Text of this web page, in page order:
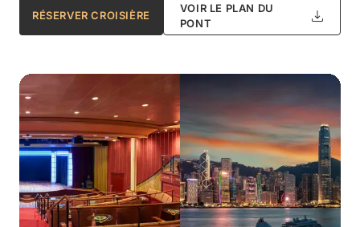
RÉSERVER CROISIÈRE
VOIR LE PLAN DU
PONT